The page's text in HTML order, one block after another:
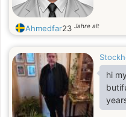
Ahmedfar23 Jahre alt
hi